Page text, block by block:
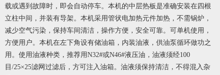
载或遇到故障时，即会自动停车。本机的中层热板是准确安装在四根
立柱中间，并装有导架。本机采用管状电加热元件加热，不需锅炉，
减少空气污染，保持车间清洁，操作方便，安全可靠。可单机使用，
方便用户。本机在左下角设有储油箱，内装油液，供油泵循环做功之
用。使用油液种类，推荐用N32#或N46#液压油，油液须经100
目/25×25滤网过滤后，方可注入油箱。油液须保持清洁，不得混入杂